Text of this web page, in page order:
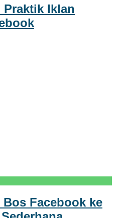
Praktik Iklan
Facebook ke